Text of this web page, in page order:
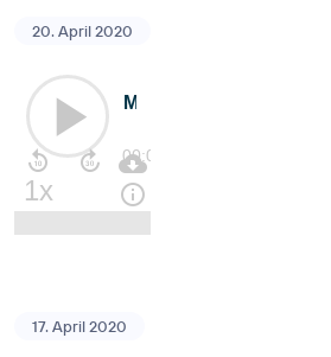
20. April 2020
17. April 2020